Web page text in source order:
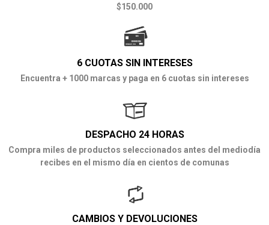
$150.000
6 CUOTAS SIN INTERESES
Encuentra + 1000 marcas y paga en 6 cuotas sin intereses
DESPACHO 24 HORAS
Compra miles de productos seleccionados antes del mediodía
recibes en el mismo día en cientos de comunas
CAMBIOS Y DEVOLUCIONES